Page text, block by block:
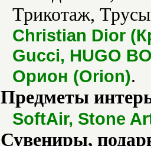
Трикотаж,
Christian Dior
Gucci, HUGO
Орион (Orion).
Предметы
SoftAir, Stone
Сувениры,